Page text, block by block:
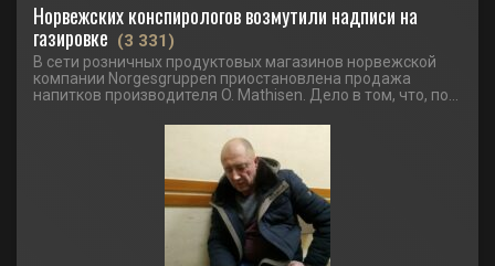
Норвежских конспирологов возмутили надписи на
газировке (3 331)
В сети розничных продуктовых магазинов норвежской
компании Norgesgruppen приостановлена продажа
напитков производителя O. Mathisen. Дело в том, что, по...